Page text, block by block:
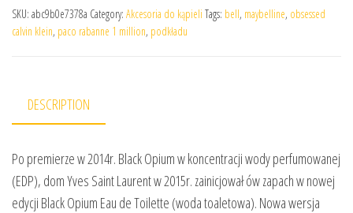
SKU: abc9b0e7378a Category: Akcesoria do kąpieli Tags: bell, maybelline, obsessed
calvin klein, paco rabanne 1 million, podkładu
DESCRIPTION
Po premierze w 2014r. Black Opium w koncentracji wody perfumowanej
(EDP), dom Yves Saint Laurent w 2015r. zainicjował ów zapach w nowej
edycji Black Opium Eau de Toilette (woda toaletowa). Nowa wersja